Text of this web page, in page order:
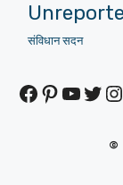
संविधान सदन
Facebook
©